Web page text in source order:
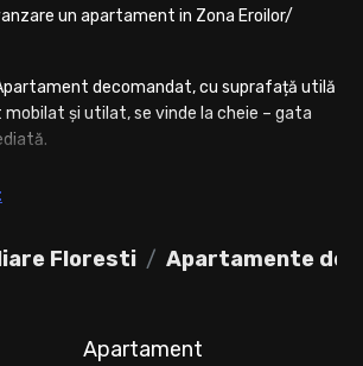
Floresti Apartamente de
un apartament in Zona Eroilor/
decomandat, cu suprafață utilă
și utilat, se vinde la cheie – gata
de depozitare
Apartament